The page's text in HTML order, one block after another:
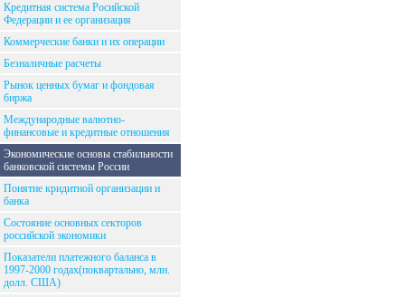
Кредитная система Росийской
Федерации и ее организация
Коммерческие банки и их операции
Безналичные расчеты
Рынок ценных бумаг и фондовая
биржа
Международные валютно-
финансовые и кредитные отношения
Экономические основы стабильности
банковской системы России
Понятие кридитной организации и
банка
Состояние основных секторов
российской экономики
Показатели платежного баланса в
1997-2000 годах(поквартально, млн.
долл. США)